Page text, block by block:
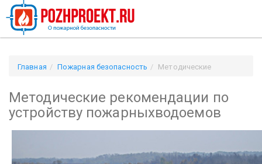
Главная Пожарная безопасность
Методические
Методические рекомендации по
устройству пожарныхводоемов